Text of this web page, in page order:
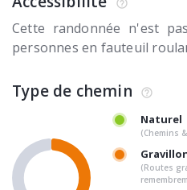
Cette randonnée n'est
personnes en fauteuil
Type de chemin
Naturel
(Chemins
(Routes